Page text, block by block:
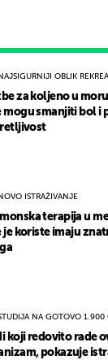
NAJSIGURNIJI OBLIK
za koljeno u
mogu smanjiti bol i
NOVO ISTRAŽIVANJE
terapija u
je koriste imaju
NA GOTOVO 1.900
koji redovito rade
pokazuje